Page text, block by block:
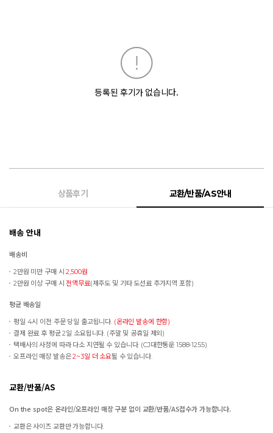
등록된 후기가 없습니다.
상품후기 교환/반품/AS안내
배송 안내
배송비
2만원 미만 구매 시2,500원
2만원 이상 구매 시전액무료(제주도 및 기타 도선료 추가지역 포함)
평균 배송일
평일 4시 이전 주문 당일 출고됩니다. (온라인 발송에 한함)
결제 완료 후 평균 2일 소요됩니다. (주말 및 공휴일 제외)
택배사의 사정에 따라 다소 지연될 수 있습니다. (CJ대한통운 1588-1255)
오프라인 매장 발송은2~3일 더 소요될 수 있습니다.
교환/반품/AS
On the spot은 온라인/오프라인 매장 구분 없이 교환/반품/AS접수가 가능합니다.
교환은 사이즈 교환만 가능합니다.